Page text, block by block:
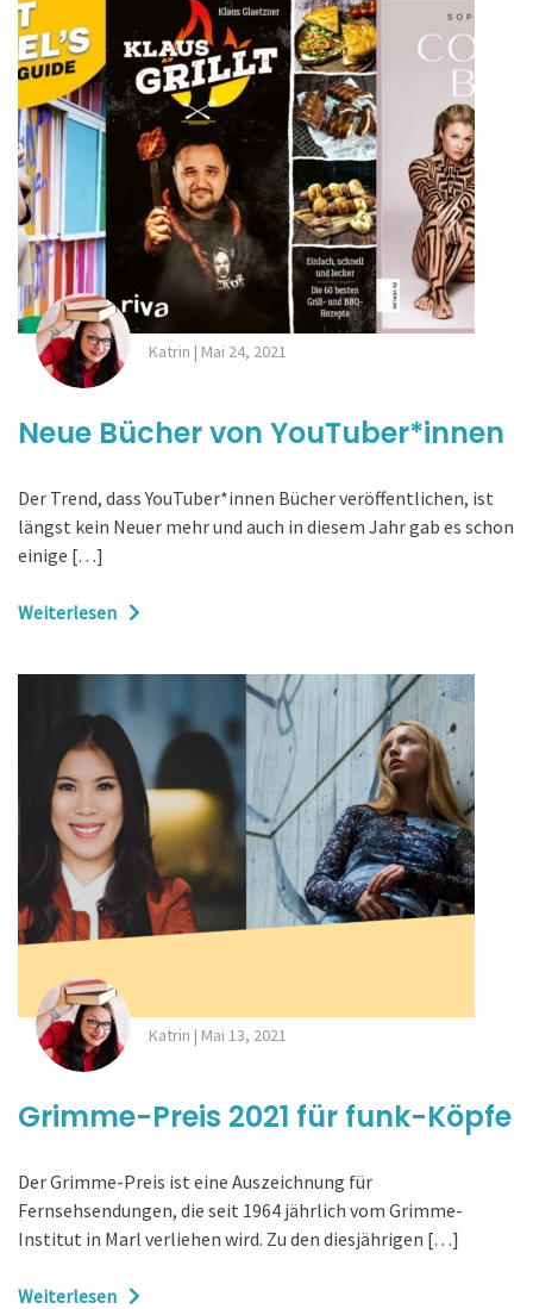
Katrin | Mai 24, 2021
Neue Bücher von YouTuber*innen
Der Trend, dass YouTuber*innen Bücher veröffentlichen, ist
längst kein Neuer mehr und auch in diesem Jahr gab es schon
einige […]
Weiterlesen
Katrin | Mai 13, 2021
Grimme-Preis 2021 für funk-Köpfe
Der Grimme-Preis ist eine Auszeichnung für
Fernsehsendungen, die seit 1964 jährlich vom Grimme-
Institut in Marl verliehen wird. Zu den diesjährigen […]
Weiterlesen